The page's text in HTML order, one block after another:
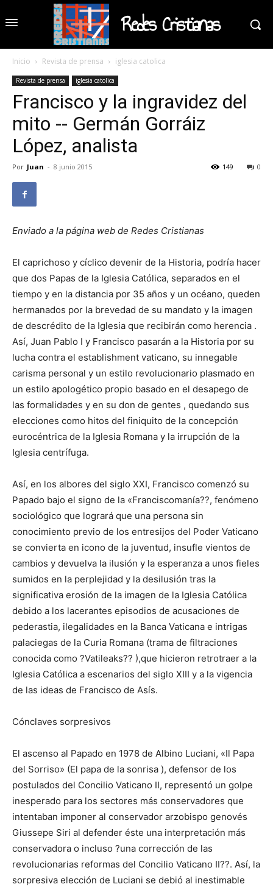
Redes Cristianas
Inicio Revista de prensa iglesia catolica
Revista de prensa iglesia catolica
Francisco y la ingravidez del
mito -- Germán Gorráiz
López, analista
Por Juan - 8 junio 2015 0
149
Enviado a la página web de Redes Cristianas
El caprichoso y cíclico devenir de la Historia, podría hacer
que dos Papas de la Iglesia Católica, separados en el
tiempo y en la distancia por 35 años y un océano, queden
hermanados por la brevedad de su mandato y la imagen
de descrédito de la Iglesia que recibirán como herencia .
Así, Juan Pablo I y Francisco pasarán a la Historia por su
lucha contra el establishment vaticano, su innegable
carisma personal y un estilo revolucionario plasmado en
un estilo apologético propio basado en el desapego de
las formalidades y en su don de gentes , quedando sus
elecciones como hitos del finiquito de la concepción
eurocéntrica de la Iglesia Romana y la irrupción de la
Iglesia centrífuga.
Así, en los albores del siglo XXI, Francisco comenzó su
Papado bajo el signo de la «Franciscomanía??, fenómeno
sociológico que logrará que una persona sin
conocimiento previo de los entresijos del Poder Vaticano
se convierta en icono de la juventud, insufle vientos de
cambios y devuelva la ilusión y la esperanza a unos fieles
sumidos en la perplejidad y la desilusión tras la
significativa erosión de la imagen de la Iglesia Católica
debido a los lacerantes episodios de acusaciones de
pederastia, ilegalidades en la Banca Vaticana e intrigas
palaciegas de la Curia Romana (trama de filtraciones
conocida como ?Vatileaks?? ),que hicieron retrotraer a la
Iglesia Católica a escenarios del siglo XIII y a la vigencia
de las ideas de Francisco de Asís.
Cónclaves sorpresivos
El ascenso al Papado en 1978 de Albino Luciani, «Il Papa
del Sorriso» (El papa de la sonrisa ), defensor de los
postulados del Concilio Vaticano II, representó un golpe
inesperado para los sectores más conservadores que
intentaban imponer al conservador arzobispo genovés
Giussepe Siri al defender éste una interpretación más
conservadora o incluso ?una corrección de las
revolucionarias reformas del Concilio Vaticano II??. Así, la
sorpresiva elección de Luciani se debió al inestimable